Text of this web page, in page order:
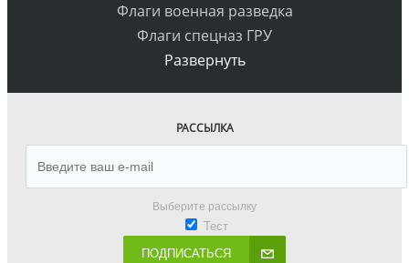
Флаги военная разведка
Флаги спецназ ГРУ
Развернуть
РАССЫЛКА
Выберите рассылку
Тест
ПОДПИСАТЬСЯ